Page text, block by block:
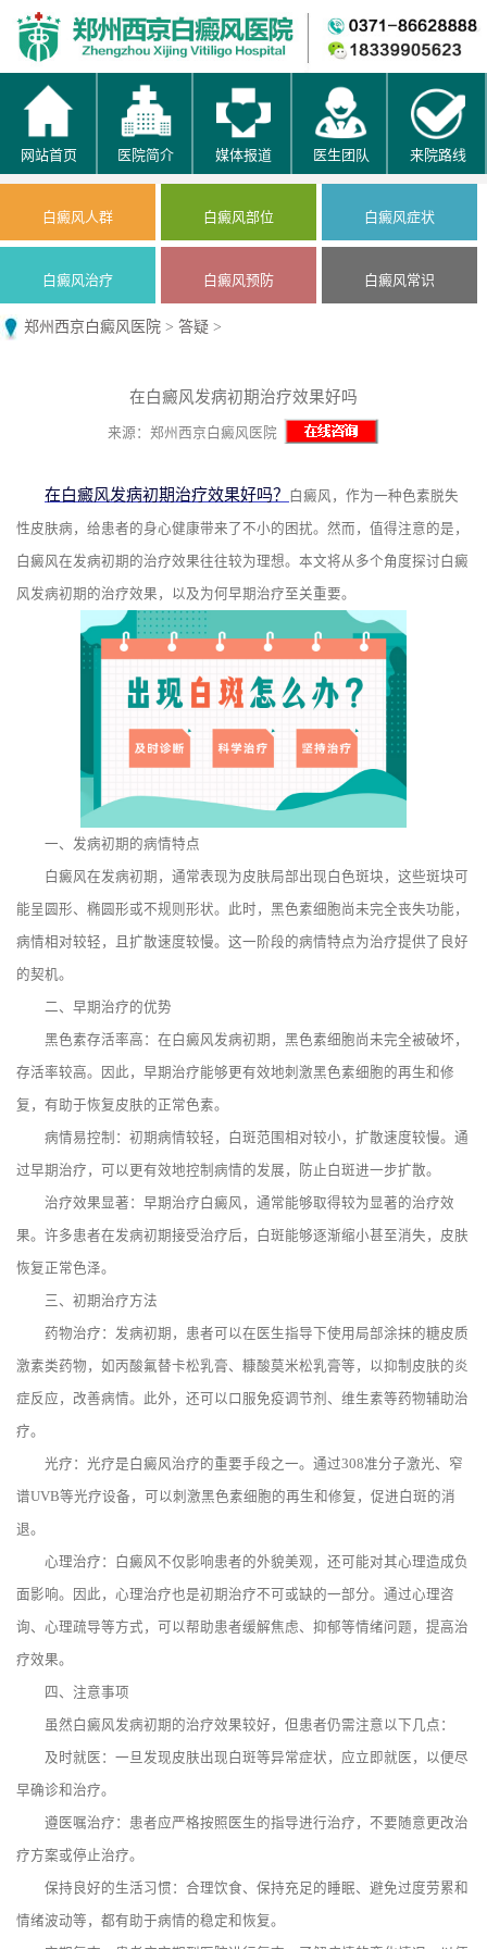
网站首页 医院简介 媒体报道 医生团队 来院路线
白癜风人群 白癜风部位 白癜风症状
白癜风治疗 白癜风预防 白癜风常识
郑州西京白癜风医院 > 答疑 >
在白癜风发病初期治疗效果好吗
来源：郑州西京白癜风医院
在白癜风发病初期治疗效果好吗？ 白癜风，作为一种色素脱失
性皮肤病，给患者的身心健康带来了不小的困扰。然而，值得注意的是，
白癜风在发病初期的治疗效果往往较为理想。本文将从多个角度探讨白癜
风发病初期的治疗效果，以及为何早期治疗至关重要。
一、发病初期的病情特点
白癜风在发病初期，通常表现为皮肤局部出现白色斑块，这些斑块可
能呈圆形、椭圆形或不规则形状。此时，黑色素细胞尚未完全丧失功能，
病情相对较轻，且扩散速度较慢。这一阶段的病情特点为治疗提供了良好
的契机。
二、早期治疗的优势
黑色素存活率高：在白癜风发病初期，黑色素细胞尚未完全被破坏，
存活率较高。因此，早期治疗能够更有效地刺激黑色素细胞的再生和修
复，有助于恢复皮肤的正常色素。
病情易控制：初期病情较轻，白斑范围相对较小，扩散速度较慢。通
过早期治疗，可以更有效地控制病情的发展，防止白斑进一步扩散。
治疗效果显著：早期治疗白癜风，通常能够取得较为显著的治疗效
果。许多患者在发病初期接受治疗后，白斑能够逐渐缩小甚至消失，皮肤
恢复正常色泽。
三、初期治疗方法
药物治疗：发病初期，患者可以在医生指导下使用局部涂抹的糖皮质
激素类药物，如丙酸氟替卡松乳膏、糠酸莫米松乳膏等，以抑制皮肤的炎
症反应，改善病情。此外，还可以口服免疫调节剂、维生素等药物辅助治
疗。
光疗：光疗是白癜风治疗的重要手段之一。通过308准分子激光、窄
谱UVB等光疗设备，可以刺激黑色素细胞的再生和修复，促进白斑的消
退。
心理治疗：白癜风不仅影响患者的外貌美观，还可能对其心理造成负
面影响。因此，心理治疗也是初期治疗不可或缺的一部分。通过心理咨
询、心理疏导等方式，可以帮助患者缓解焦虑、抑郁等情绪问题，提高治
疗效果。
四、注意事项
虽然白癜风发病初期的治疗效果较好，但患者仍需注意以下几点：
及时就医：一旦发现皮肤出现白斑等异常症状，应立即就医，以便尽
早确诊和治疗。
遵医嘱治疗：患者应严格按照医生的指导进行治疗，不要随意更改治
疗方案或停止治疗。
保持良好的生活习惯：合理饮食、保持充足的睡眠、避免过度劳累和
情绪波动等，都有助于病情的稳定和恢复。